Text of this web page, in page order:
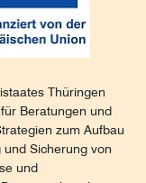
Thüringen
Beratungen und
zum Aufbau
Sicherung von
und